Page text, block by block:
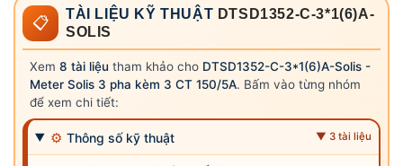
📋 TÀI LIỆU KỸ THUẬT DTSD1352-C-3*1(6)A-
SOLIS
Xem 8 tài liệu tham khảo cho DTSD1352-C-3*1(6)A-Solis -
Meter Solis 3 pha kèm 3 CT 150/5A. Bấm vào từng nhóm
để xem chi tiết:
⚙ Thông số kỹ thuật ▼ 3 tài liệu